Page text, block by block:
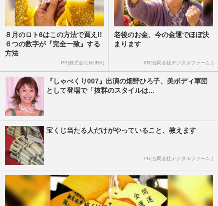
８月のロト6はこの方法で買え!!
６つの数字が『完全一致』する
方法
PR(株式会社MURA)
老後のお金、今の金運でほぼ決
まります
PR(合同会社デジタルファーム )
『しゃべくり007』出演の畑野ひろ子、美ボディ軍団
として登場で「抜群のスタイルは...
宝くじ当たる人だけがやっていること、教えます
PR(合同会社デジタルファーム )